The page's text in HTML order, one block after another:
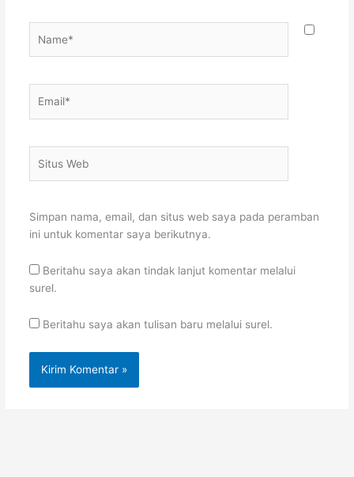
Web
Simpan nama, email, dan situs web saya pada peramban
ini untuk komentar saya berikutnya.
Beritahu saya akan tindak lanjut komentar melalui
surel.
Beritahu saya akan tulisan baru melalui surel.